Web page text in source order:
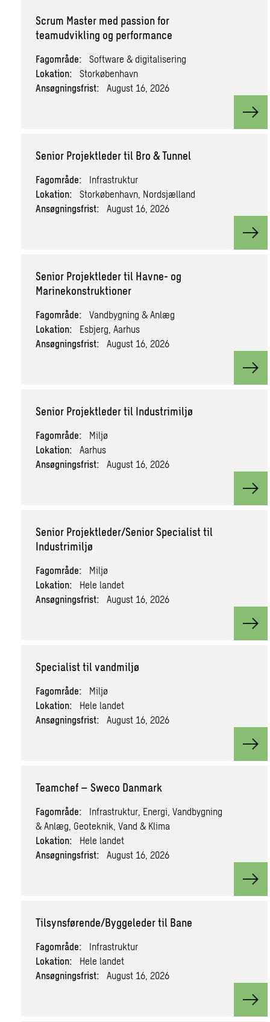
Scrum Master med passion for
teamudvikling og performance
Fagområde:
Software & digitalisering
Lokation:
Storkøbenhavn
Ansøgningsfrist:
August 16, 2026
Senior Projektleder til Bro & Tunnel
Fagområde:
Infrastruktur
Lokation:
Storkøbenhavn, Nordsjælland
Ansøgningsfrist:
August 16, 2026
Senior Projektleder til Havne- og
Marinekonstruktioner
Fagområde:
Vandbygning & Anlæg
Lokation:
Esbjerg, Aarhus
Ansøgningsfrist:
August 16, 2026
Senior Projektleder til Industrimiljø
Fagområde:
Miljø
Lokation:
Aarhus
Ansøgningsfrist:
August 16, 2026
Senior Projektleder/Senior Specialist til
Industrimiljø
Fagområde:
Miljø
Lokation:
Hele landet
Ansøgningsfrist:
August 16, 2026
Specialist til vandmiljø
Fagområde:
Miljø
Lokation:
Hele landet
Ansøgningsfrist:
August 16, 2026
Teamchef – Sweco Danmark
Fagområde:
Infrastruktur, Energi, Vandbygning
& Anlæg, Geoteknik, Vand & Klima
Lokation:
Hele landet
Ansøgningsfrist:
August 16, 2026
Tilsynsførende/Byggeleder til Bane
Fagområde:
Infrastruktur
Lokation:
Hele landet
Ansøgningsfrist:
August 16, 2026